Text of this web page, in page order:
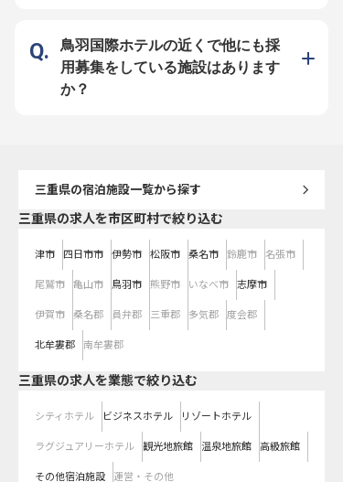
動画はすぐに200万回再生を突破。
和装から私服に着替えバイクで颯爽
と帰宅する様子など、スタッフの人
柄や和やかな旅館の雰囲気が伝わる
ユニークな内容で、ファンを獲得し
ニークな内容で、動画を見た多くの
方がご宿泊になっています。 伝統
とトレンドのお仕事が両方楽しめる
点は、鳥羽ビューホテル花真珠なら
たアメ
り添う仲
鳥羽国際ホテルの近くで他にも採
用募集をしている施設はあります
か？
三重県の宿泊施設一覧から探す
三重県の求人を市区町村で絞り込む
津市 四日市市 伊勢市 松阪市 桑名市 鈴鹿市 名張市
尾鷲市 亀山市 鳥羽市 熊野市 いなべ市 志摩市
伊賀市 桑名郡 員弁郡 三重郡 多気郡 度会郡
北牟婁郡 南牟婁郡
三重県の求人を業態で絞り込む
シティホテル ビジネスホテル リゾートホテル
ラグジュアリーホテル 観光地旅館 温泉地旅館 高級旅館
その他宿泊施設 運営・その他